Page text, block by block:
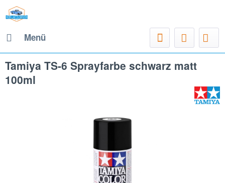
Menü
Tamiya TS-6 Sprayfarbe schwarz matt
100ml